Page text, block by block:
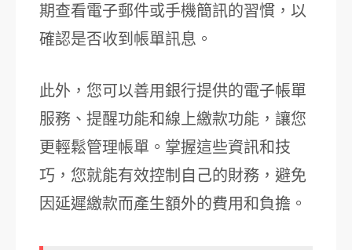
期查看電子郵件或手機簡訊的習慣，以
確認是否收到帳單訊息。
此外，您可以善用銀行提供的電子帳單
服務、提醒功能和線上繳款功能，讓您
更輕鬆管理帳單。掌握這些資訊和技
巧，您就能有效控制自己的財務，避免
因延遲繳款而產生額外的費用和負擔。